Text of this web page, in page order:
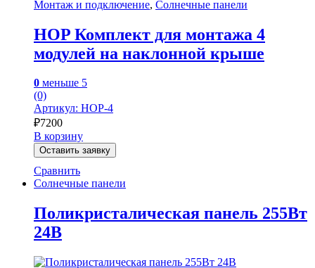
Монтаж и подключение, Солнечные панели
HOP Комплект для монтажа 4
модулей на наклонной крыше
0 меньше 5
(0)
Артикул: HOP-4
₽7200
В корзину
Оставить заявку
Сравнить
Солнечные панели
Поликристалическая панель 255Вт
24В